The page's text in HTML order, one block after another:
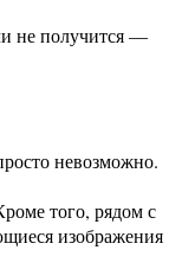
не получится —
невозможно.
того, рядом с
изображения